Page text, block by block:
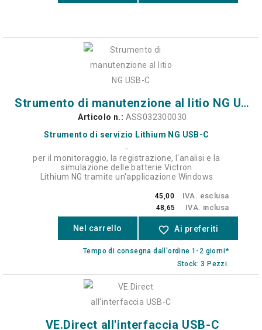
Strumento di manutenzione al litio NG USB-C
Articolo n.: ASS032300030
Strumento di servizio Lithium NG USB-C
-
per il monitoraggio, la registrazione, l'analisi e la
simulazione delle batterie Victron
Lithium NG tramite un'applicazione Windows
45,00 IVA. esclusa
48,65 IVA. inclusa
Nel carrello favorite_border Ai preferiti
Tempo di consegna dall'ordine 1-2 giorni*
Stock: 3 Pezzi.
VE.Direct all'interfaccia USB-C